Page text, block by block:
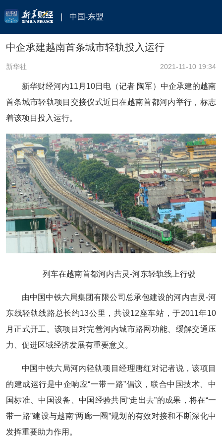
中国-东盟
中企承建越南首条城市轻轨投入运行
新华社 2021-11-10 19:34
新华财经河内11月10日电（记者 陶军）中企承建的越南
首条城市轻轨项目交接仪式近日在越南首都河内举行，标志
着该项目投入运行。
列车在越南首都河内吉灵-河东轻轨线上行驶
由中国中铁六局集团有限公司总承包建设的河内吉灵-河
东线轻轨线路总长约13公里，共设12座车站，于2011年10
月正式开工。该项目对完善河内城市路网功能、缓解交通压
力、促进区域经济发展有重要意义。
中国中铁六局河内轻轨项目经理唐红对记者说，该项目
的建成运行是中企响应“一带一路”倡议，联合中国技术、中
国标准、中国设备、中国经验共同“走出去”的成果，将在“一
带一路”建设与越南“两廊一圈”规划的有效对接和不断深化中
发挥重要助力作用。